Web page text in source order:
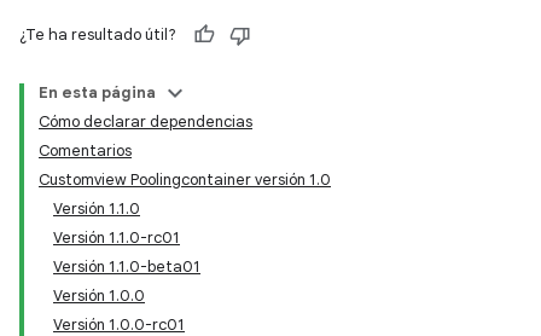
¿Te ha resultado útil?
En esta página
Cómo declarar dependencias
Comentarios
Customview Poolingcontainer versión 1.0
Versión 1.1.0
Versión 1.1.0-rc01
Versión 1.1.0-beta01
Versión 1.0.0
Versión 1.0.0-rc01